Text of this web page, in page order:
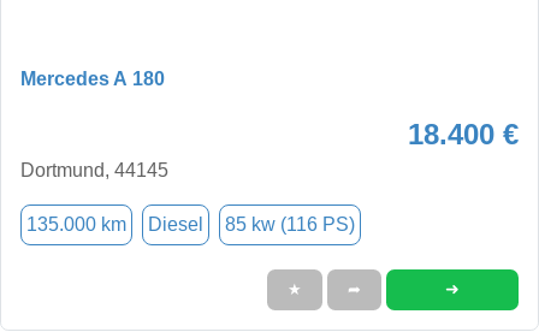
Mercedes A 180
18.400 €
Dortmund, 44145
135.000 km Diesel 85 kw (116 PS)
★ ➦ ➜